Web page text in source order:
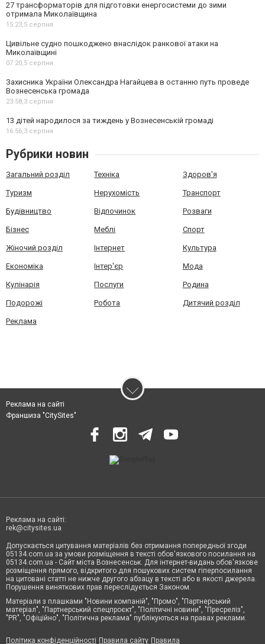
27 трансформаторів для підготовки енергосистеми до зими
отримала Миколаївщина
15:23,5 серпня
Цивільне судно пошкоджено внаслідок ранкової атаки на
Миколаївщині
07:20,5 серпня
Захисника України Олександра Нагайцева в останню путь проведе
Вознесенська громада
23:58,3 серпня
13 дітей народилося за тиждень у Вознесенській громаді
16:56,3 серпня
Рубрики новин
Загальний розділ Техніка Здоров'я
Туризм Нерухомість Транспорт
Будівництво Відпочинок Розваги
Бізнес Меблі Спорт
Жіночий розділ Інтернет Культура
Економіка Інтер'єр Мода
Кулінарія Послуги Родина
Подорожі Робота Дитячий розділ
Реклама
Реклама на сайті
Франшиза "CitySites"
Реклама на сайті:
rek@citysites.ua
Допускається цитування матеріалів без отримання попередньої згоди
05134.com.ua за умови розміщення в тексті обов'язкового посилання на
05134.com.ua - Сайт міста Вознесенськ. Для інтернет-видань обов'язкове
розміщення прямого, відкритого для пошукових систем гіперпосилання
на цитовані статті не нижче другого абзацу в тексті або в якості джерела.
Порушення виняткових прав переслідується Законом.
Матеріали з плашками "Новини компаній", "Промо", "Партнерський
матеріал", "Партнерський спецпроєкт", "Політичні новини", "Пресреліз",
"PR", "Офіційно", "Політична реклама" публікуються на правах реклами.
Політика конфіденційності Правила сайту Правила